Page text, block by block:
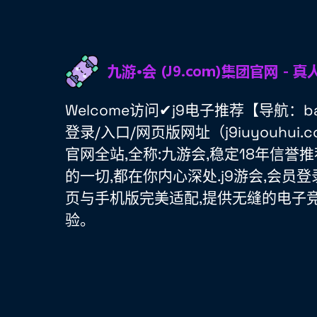
Welcome访问✔j9电子推荐【导航：
登录/入口/网页版网址（
官网全站,全称:九游会,稳定18年信誉
的一切,都在你内心深处.j9游会,会员
页与手机版完美适配,提供无缝的电子
验。